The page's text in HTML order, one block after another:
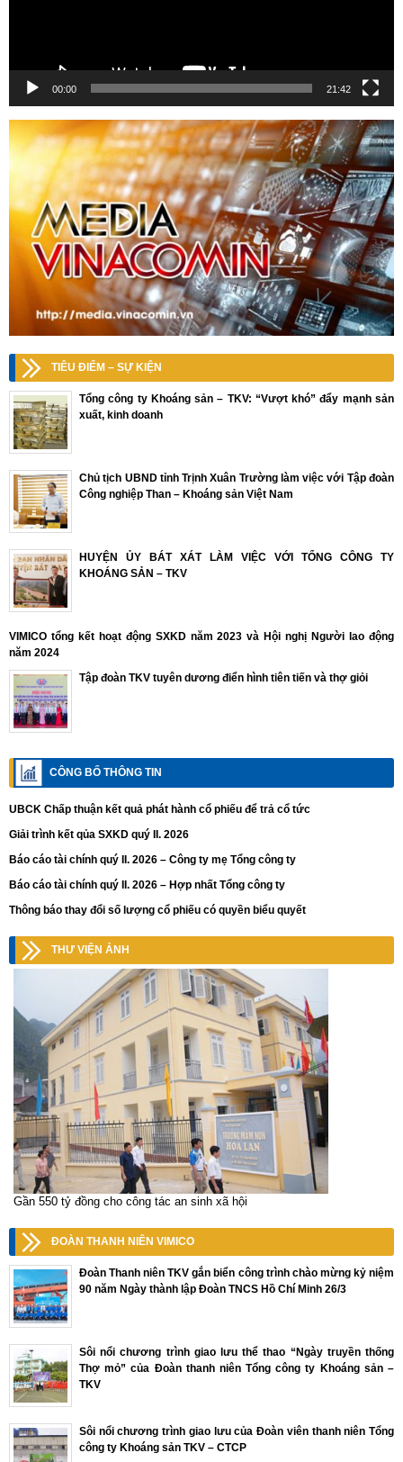
00:00 21:42
TIÊU ĐIỂM – SỰ KIỆN
Tổng công ty Khoáng sản – TKV: “Vượt khó” đẩy mạnh sản
xuất, kinh doanh
Chủ tịch UBND tỉnh Trịnh Xuân Trường làm việc với Tập đoàn
Công nghiệp Than – Khoáng sản Việt Nam
HUYỆN ỦY BÁT XÁT LÀM VIỆC VỚI TỔNG CÔNG TY
KHOÁNG SẢN – TKV
VIMICO tổng kết hoạt động SXKD năm 2023 và Hội nghị Người lao động
năm 2024
Tập đoàn TKV tuyên dương điển hình tiên tiến và thợ giỏi
CÔNG BỐ THÔNG TIN
UBCK Chấp thuận kết quả phát hành cổ phiếu để trả cổ tức
Giải trình kết qủa SXKD quý II. 2026
Báo cáo tài chính quý II. 2026 – Công ty mẹ Tổng công ty
Báo cáo tài chính quý II. 2026 – Hợp nhất Tổng công ty
Thông báo thay đổi số lượng cổ phiếu có quyền biểu quyết
THƯ VIỆN ẢNH
Gần 550 tỷ đồng cho công tác an sinh xã hội
ĐOÀN THANH NIÊN VIMICO
Đoàn Thanh niên TKV gắn biển công trình chào mừng kỷ niệm
90 năm Ngày thành lập Đoàn TNCS Hồ Chí Minh 26/3
Sôi nổi chương trình giao lưu thể thao “Ngày truyền thống
Thợ mỏ” của Đoàn thanh niên Tổng công ty Khoáng sản –
TKV
Sôi nổi chương trình giao lưu của Đoàn viên thanh niên Tổng
công ty Khoáng sản TKV – CTCP